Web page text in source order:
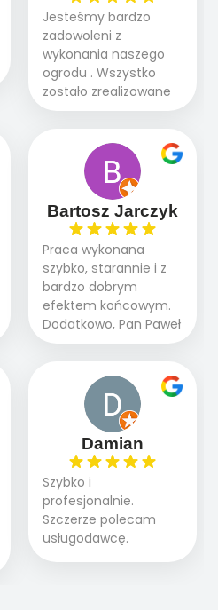
Jesteśmy bardzo
zadowoleni z
wykonania naszego
ogrodu . Wszystko
zostało zrealizowane
fachowo, rzetelnie i
oczekiwaniami. Prace
przebiegały sprawnie
dzięki temu,że firma
działa kompleksowo :
ogrodnictwo,nawodnienie,
brukarstwo.Efekt
końcowy przerósł
nasze oczekiwania.
Polecamy tę firmę
wszystkim , którzy
marzą o pięknym
Bartosz Jarczyk
Praca wykonana
szybko, starannie i z
bardzo dobrym
efektem końcowym.
Dodatkowo, Pan Paweł
chętnie udziela porad
Damian
Szybko i
profesjonalnie.
Szczerze polecam
usługodawcę.